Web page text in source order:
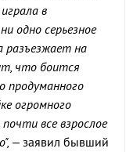
в
одно серьезное
разъезжает на
что боится
продуманного
огромного
все взрослое
– заявил бывший